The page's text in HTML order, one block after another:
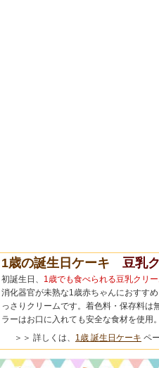
1歳の誕生日ケーキ 豆乳
初誕生日、 1歳でも食べられる豆乳クリ
消化器官が未熟な1歳赤ちゃんにおすす
っさりクリームです。着色料・保存料は
ラーはお口に入れても安全な食材を使用。
＞＞ 詳しくは、 1歳 誕生日ケーキ ペ